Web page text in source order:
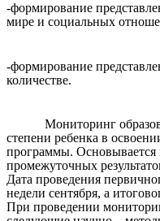
-формирование
мире и социальных
-формирование
количестве.
Мониторинг
степени ребенка в
программы. Основывается
промежуточных
Дата проведения
недели сентября, а
При проведении